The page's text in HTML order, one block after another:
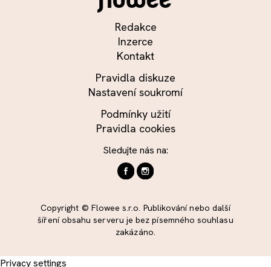
Redakce
Inzerce
Kontakt
Pravidla diskuze
Nastavení soukromí
Podmínky užití
Pravidla cookies
Sledujte nás na:
Copyright © Flowee s.r.o. Publikování nebo další
šíření obsahu serveru je bez písemného souhlasu
zakázáno.
Privacy settings